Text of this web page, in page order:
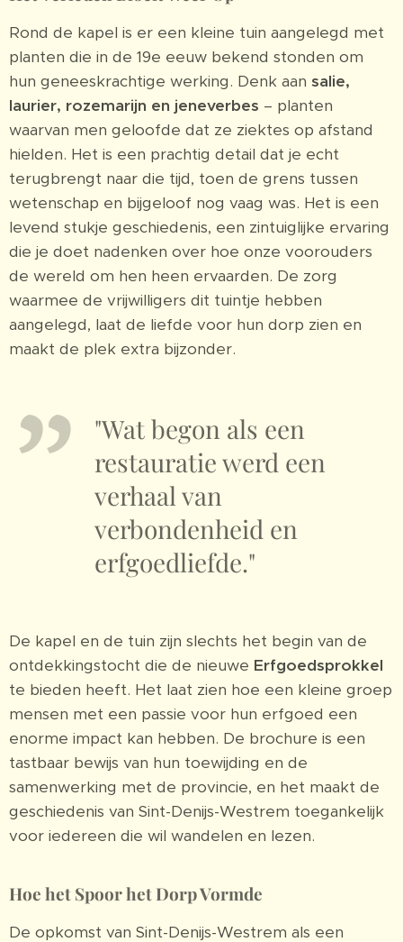
Rond de kapel is er een kleine tuin aangelegd met
planten die in de 19e eeuw bekend stonden om
hun geneeskrachtige werking. Denk aan salie,
laurier, rozemarijn en jeneverbes – planten
waarvan men geloofde dat ze ziektes op afstand
hielden. Het is een prachtig detail dat je echt
terugbrengt naar die tijd, toen de grens tussen
wetenschap en bijgeloof nog vaag was. Het is een
levend stukje geschiedenis, een zintuiglijke ervaring
die je doet nadenken over hoe onze voorouders
de wereld om hen heen ervaarden. De zorg
waarmee de vrijwilligers dit tuintje hebben
aangelegd, laat de liefde voor hun dorp zien en
maakt de plek extra bijzonder.
"Wat begon als een
restauratie werd een
verhaal van
verbondenheid en
erfgoedliefde."
De kapel en de tuin zijn slechts het begin van de
ontdekkingstocht die de nieuwe Erfgoedsprokkel
te bieden heeft. Het laat zien hoe een kleine groep
mensen met een passie voor hun erfgoed een
enorme impact kan hebben. De brochure is een
tastbaar bewijs van hun toewijding en de
samenwerking met de provincie, en het maakt de
geschiedenis van Sint-Denijs-Westrem toegankelijk
voor iedereen die wil wandelen en lezen.
Hoe het Spoor het Dorp Vormde
De opkomst van Sint-Denijs-Westrem als een